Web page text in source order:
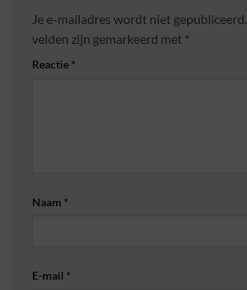
Je e-mailadres wordt niet gepubliceerd.
velden zijn gemarkeerd met *
Reactie *
Naam *
E-mail *